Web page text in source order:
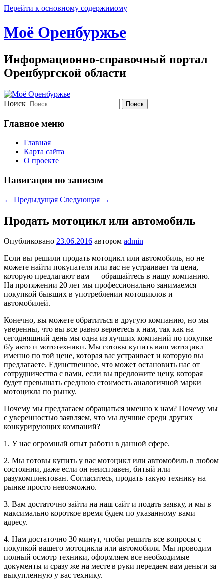
Перейти к основному содержимому
Моё Оренбуржье
Информационно-справочный портал
Оренбургской области
Поиск
Главное меню
Главная
Карта сайта
О проекте
Навигация по записям
← Предыдущая Следующая →
Продать мотоцикл или автомобиль
Опубликовано 23.06.2016 автором admin
Если вы решили продать мотоцикл или автомобиль, но не
можете найти покупателя или вас не устраивает та цена,
которую предлагают вам — обращайтесь в нашу компанию.
На протяжении 20 лет мы профессионально занимаемся
покупкой бывших в употреблении мотоциклов и
автомобилей.
Конечно, вы можете обратиться в другую компанию, но мы
уверенны, что вы все равно вернетесь к нам, так как на
сегодняшний день мы одна из лучших компаний по покупке
б/у авто и мототехники. Мы готовы купить ваш мотоцикл
именно по той цене, которая вас устраивает и которую вы
предлагаете. Единственное, что может остановить нас от
сотрудничества с вами, если вы предложите цену, которая
будет превышать среднюю стоимость аналогичной марки
мотоцикла по рынку.
Почему мы предлагаем обращаться именно к нам? Почему мы
с уверенностью заявляем, что мы лучшие среди других
конкурирующих компаний?
1. У нас огромный опыт работы в данной сфере.
2. Мы готовы купить у вас мотоцикл или автомобиль в любом
состоянии, даже если он неисправен, битый или
разукомплектован. Согласитесь, продать такую технику на
рынке просто невозможно.
3. Вам достаточно зайти на наш сайт и подать заявку, и мы в
максимально короткое время будем по указанному вами
адресу.
4. Нам достаточно 30 минут, чтобы решить все вопросы с
покупкой вашего мотоцикла или автомобиля. Мы проводим
полный осмотр техники, оформляем все необходимые
документы и сразу же на месте в руки передаем вам деньги за
выкупленную у вас технику.